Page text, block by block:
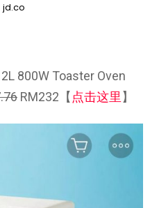
jd.co
800W Toaster Oven
RM232【 点击这里 】